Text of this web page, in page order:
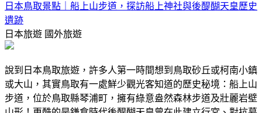
日本鳥取景點｜船上山步道，探訪船上神社與後醍醐天皇歷史
遺跡
日本旅遊 國外旅遊
說到日本鳥取旅遊，許多人第一時間想到鳥取砂丘或柯南小鎮
或大山，其實鳥取有一處鮮少觀光客知道的歷史秘境：船上山
步道，位於鳥取縣琴浦町，擁有綠意盎然森林步道及壯麗岩壁